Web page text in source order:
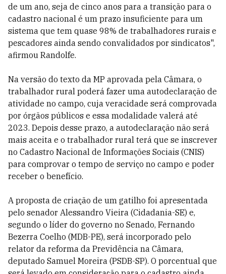
de um ano, seja de cinco anos para a transição para o
cadastro nacional é um prazo insuficiente para um
sistema que tem quase 98% de trabalhadores rurais e
pescadores ainda sendo convalidados por sindicatos",
afirmou Randolfe.
Na versão do texto da MP aprovada pela Câmara, o
trabalhador rural poderá fazer uma autodeclaração de
atividade no campo, cuja veracidade será comprovada
por órgãos públicos e essa modalidade valerá até
2023. Depois desse prazo, a autodeclaração não será
mais aceita e o trabalhador rural terá que se inscrever
no Cadastro Nacional de Informações Sociais (CNIS)
para comprovar o tempo de serviço no campo e poder
receber o benefício.
A proposta de criação de um gatilho foi apresentada
pelo senador Alessandro Vieira (Cidadania-SE) e,
segundo o líder do governo no Senado, Fernando
Bezerra Coelho (MDB-PE), será incorporado pelo
relator da reforma da Previdência na Câmara,
deputado Samuel Moreira (PSDB-SP). O porcentual que